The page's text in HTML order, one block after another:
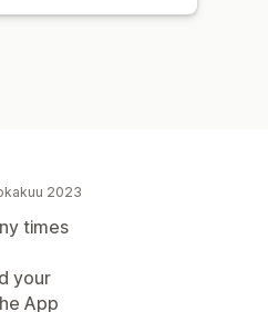
2023
times
your
App